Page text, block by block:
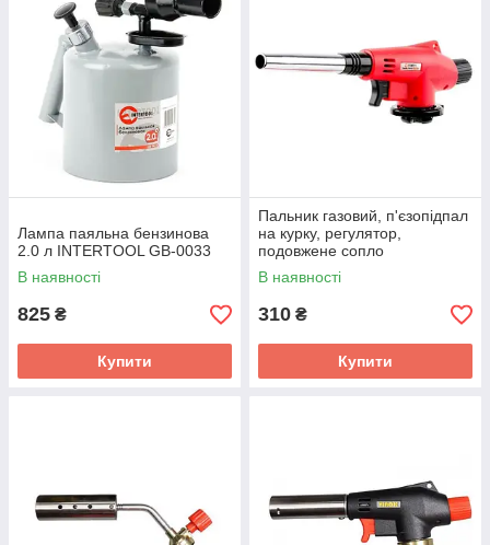
Лампа паяльна бензинова
2.0 л INTERTOOL GB-0033
В наявності
825 ₴
Купити
Пальник газовий, п'єзопідпал
на курку, регулятор,
подовжене сопло
INTERTOOL GB-0022
В наявності
310 ₴
Купити